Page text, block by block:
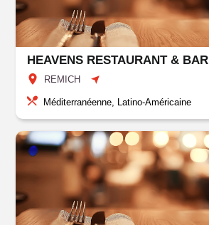
HEAVENS RESTAURANT & BAR
REMICH
Méditerranéenne, Latino-Américaine